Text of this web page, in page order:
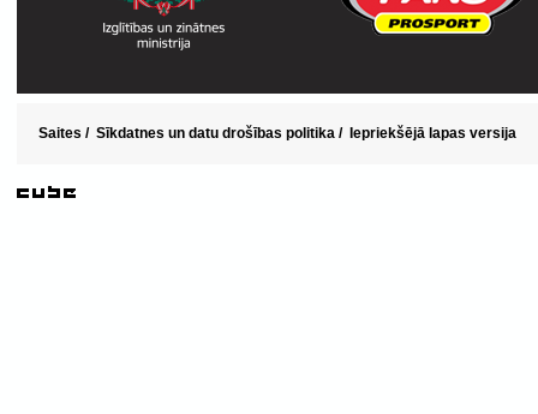
Saites / Sīkdatnes un datu drošības politika / Iepriekšējā lapas versija